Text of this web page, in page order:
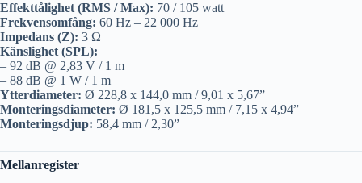
Effekttålighet (RMS / Max): 70 / 105 watt
Frekvensomfång: 60 Hz – 22 000 Hz
Impedans (Z): 3 Ω
Känslighet (SPL):
– 92 dB @ 2,83 V / 1 m
– 88 dB @ 1 W / 1 m
Ytterdiameter: Ø 228,8 x 144,0 mm / 9,01 x 5,67”
Monteringsdiameter: Ø 181,5 x 125,5 mm / 7,15 x 4,94”
Monteringsdjup: 58,4 mm / 2,30”
Mellanregister